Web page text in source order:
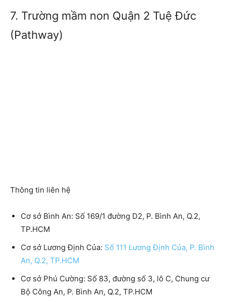
7. Trường mầm non Quận 2 Tuệ Đức
(Pathway)
Thông tin liên hệ
Cơ sở Bình An: Số 169/1 đường D2, P. Bình An, Q.2,
TP.HCM
Cơ sở Lương Định Của: Số 111 Lương Định Của, P. Bình
An, Q.2, TP.HCM
Cơ sở Phú Cường: Số 83, đường số 3, lô C, Chung cư
Bộ Công An, P. Bình An, Q.2, TP.HCM